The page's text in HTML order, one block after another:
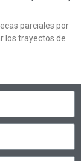
parciales por
los trayectos de